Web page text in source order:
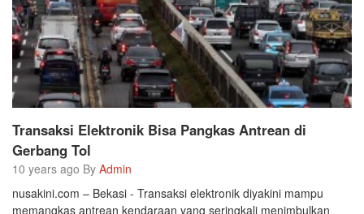
Transaksi Elektronik Bisa Pangkas Antrean di
Gerbang Tol
10 years ago By Admin
nusakini.com – Bekasi - Transaksi elektronik diyakini mampu
memangkas antrean kendaraan yang seringkali menimbulkan